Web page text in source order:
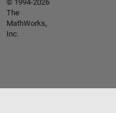
© 1994-2026
The
MathWorks,
Inc.